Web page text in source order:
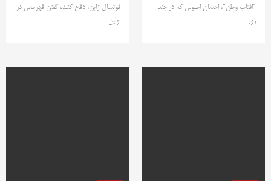
“افتاب وطن”، احسان اصولی که در چند
روز
فوتسال ژاپن، دفاع کننده گفتن قهرمانی در
اولین